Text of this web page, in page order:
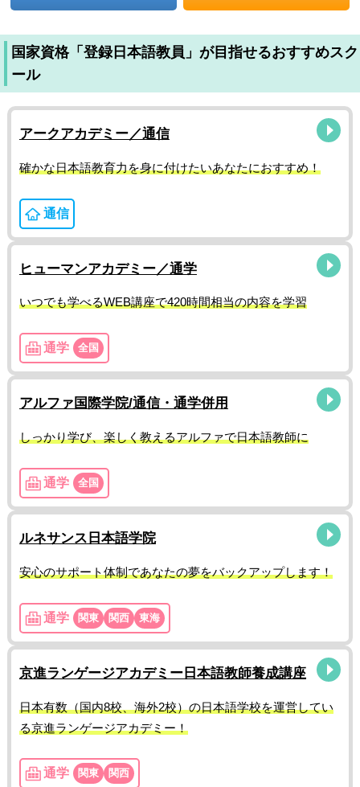
国家資格「登録日本語教員」が目指せるおすすめスク
ール
アークアカデミー／通信
確かな日本語教育力を身に付けたいあなたにおすすめ！
通信
ヒューマンアカデミー／通学
いつでも学べるWEB講座で420時間相当の内容を学習
通学 全国
アルファ国際学院/通信・通学併用
しっかり学び、楽しく教えるアルファで日本語教師に
通学 全国
ルネサンス日本語学院
安心のサポート体制であなたの夢をバックアップします！
通学 関東 関西 東海
京進ランゲージアカデミー日本語教師養成講座
日本有数（国内8校、海外2校）の日本語学校を運営してい
る京進ランゲージアカデミー！
通学 関東 関西